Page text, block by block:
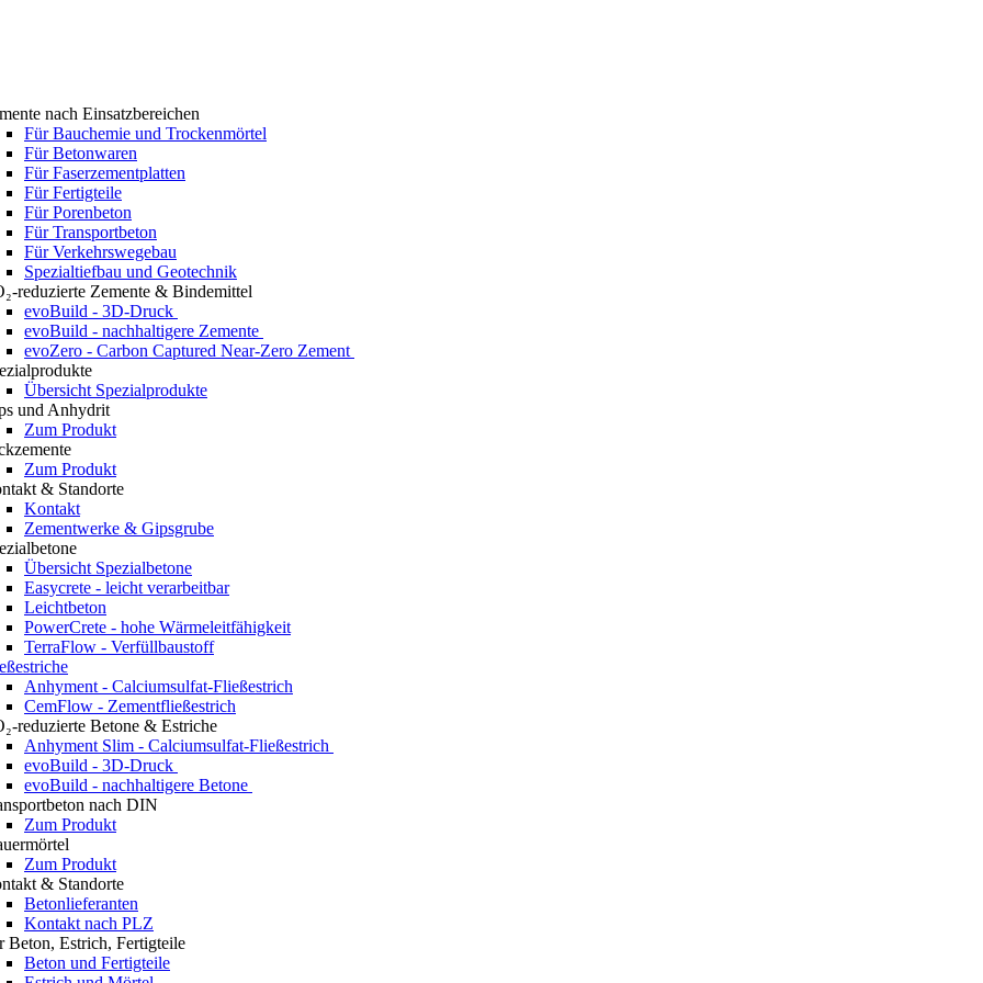
nach Einsatzbereichen
Für Bauchemie und Trockenmörtel
Für Betonwaren
Für Faserzementplatten
Für Fertigteile
Für Porenbeton
Für Transportbeton
Für Verkehrswegebau
Spezialtiefbau und Geotechnik
reduzierte Zemente & Bindemittel
evoBuild - 3D-Druck
evoBuild - nachhaltigere Zemente
evoZero - Carbon Captured Near-Zero Zement
Übersicht Spezialprodukte
und Anhydrit
Zum Produkt
Zum Produkt
& Standorte
Kontakt
Zementwerke & Gipsgrube
Übersicht Spezialbetone
Easycrete - leicht verarbeitbar
Leichtbeton
PowerCrete - hohe Wärmeleitfähigkeit
TerraFlow - Verfüllbaustoff
Anhyment - Calciumsulfat-Fließestrich
CemFlow - Zementfließestrich
reduzierte Betone & Estriche
Anhyment Slim - Calciumsulfat-Fließestrich
evoBuild - 3D-Druck
evoBuild - nachhaltigere Betone
nach DIN
Zum Produkt
Zum Produkt
& Standorte
Betonlieferanten
Kontakt nach PLZ
Beton, Estrich, Fertigteile
Beton und Fertigteile